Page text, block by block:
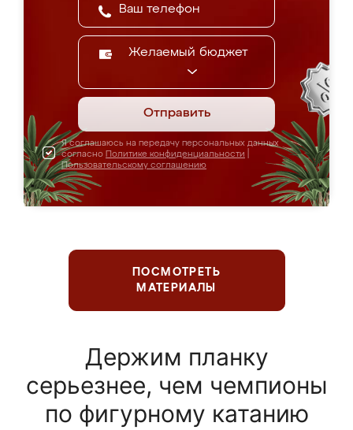
Желаемый бюджет
Отправить
Я соглашаюсь на передачу персональных данных
согласно Политике конфиденциальности
Пользовательскому соглашению
ПОСМОТРЕТЬ
МАТЕРИАЛЫ
Держим планку
серьезнее, чем чемпионы
по фигурному катанию